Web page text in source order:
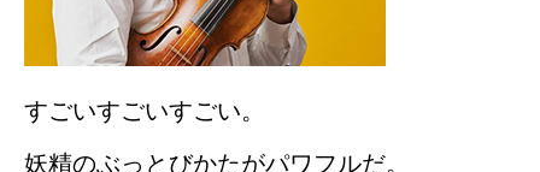
すごいすごいすごい。
妖精のぶっとびかたがパワフルだ。